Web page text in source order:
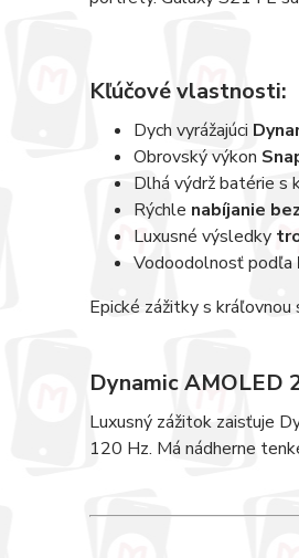
Kľúčové vlastnosti:
Dych vyrážajúci
Obrovský výkon
Dlhá výdrž batérie s
Rýchle nabíjanie
Luxusné výsledky
Vodoodolnosť podľa
Epické zážitky s
Dynamic AMOLED
Luxusný zážitok zaisťuje
120 Hz. Má nádherne